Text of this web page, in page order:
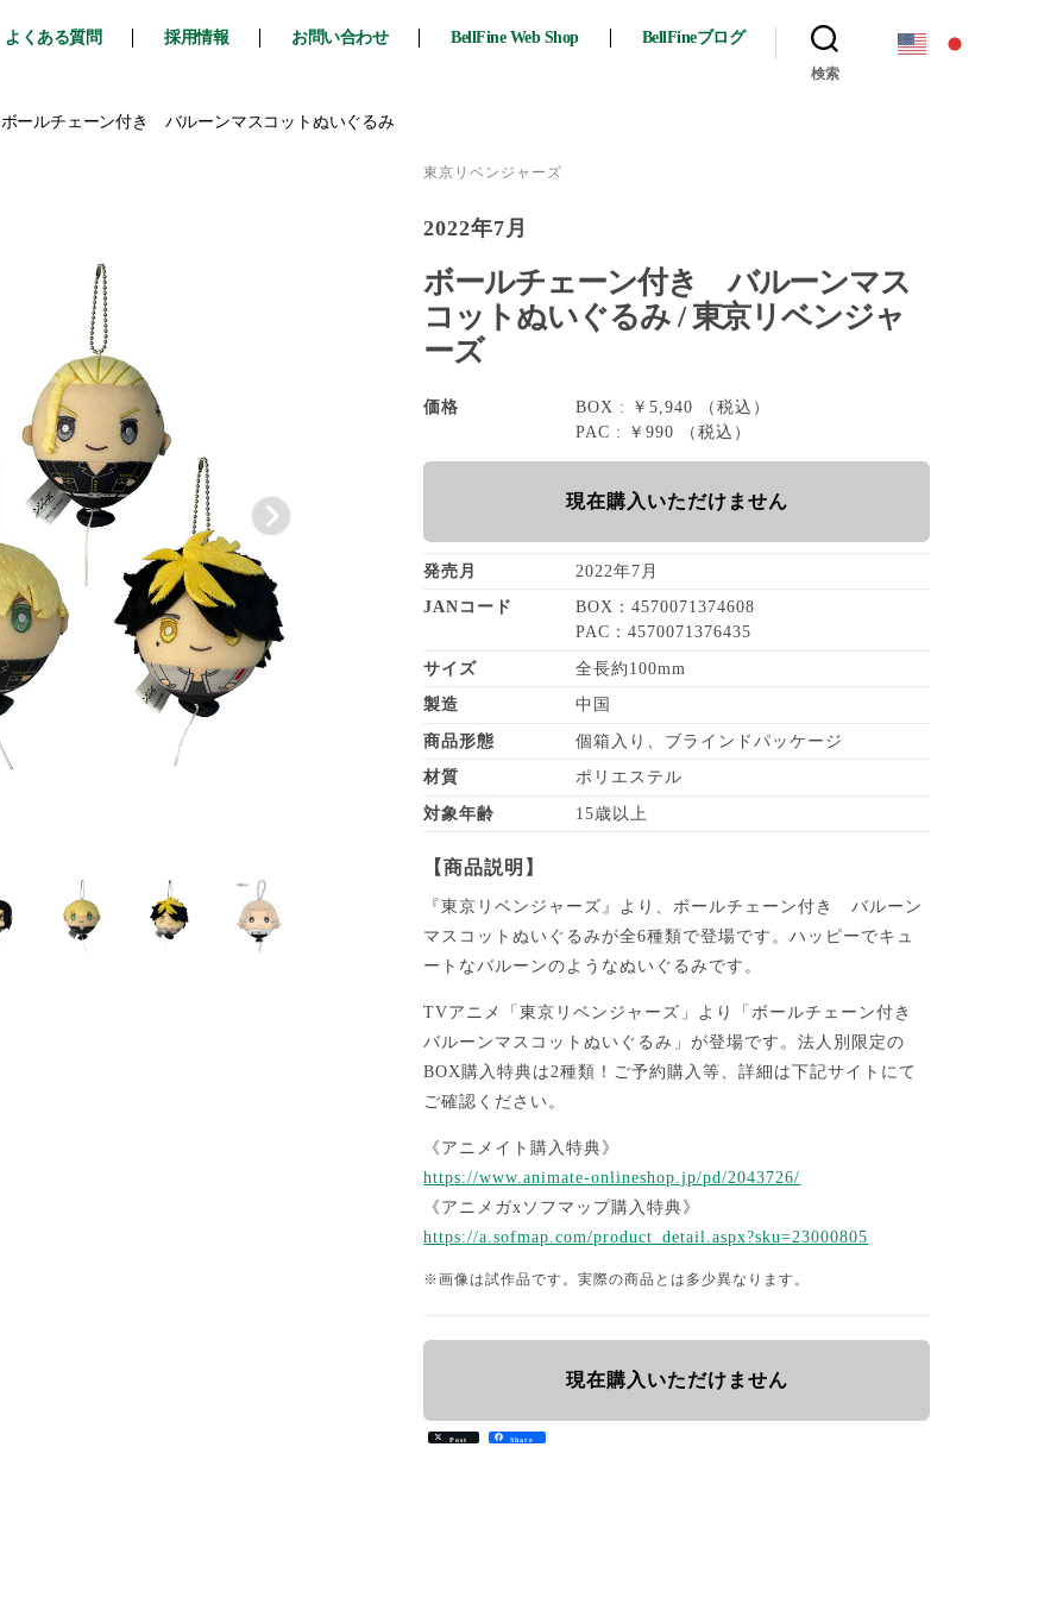
よくある質問 採用情報 お問い合わせ BellFine Web Shop BellFineブログ
検索
ボールチェーン付き バルーンマスコットぬいぐるみ
東京リベンジャーズ
2022年7月
ボールチェーン付き バルーンマス
コットぬいぐるみ / 東京リベンジャ
ーズ
価格
BOX : ￥5,940 （税込）
PAC : ￥990 （税込）
現在購入いただけません
発売月 2022年7月
JANコード
BOX：4570071374608
PAC：4570071376435
サイズ 全長約100mm
製造 中国
商品形態 個箱入り、ブラインドパッケージ
材質 ポリエステル
対象年齢 15歳以上
【商品説明】
『東京リベンジャーズ』より、ボールチェーン付き バルーン
マスコットぬいぐるみが全6種類で登場です。ハッピーでキュ
ートなバルーンのようなぬいぐるみです。
TVアニメ「東京リベンジャーズ」より「ボールチェーン付き
バルーンマスコットぬいぐるみ」が登場です。法人別限定の
BOX購入特典は2種類！ご予約購入等、詳細は下記サイトにて
ご確認ください。
《アニメイト購入特典》
https://www.animate-onlineshop.jp/pd/2043726/
《アニメガxソフマップ購入特典》
https://a.sofmap.com/product_detail.aspx?sku=23000805
※画像は試作品です。実際の商品とは多少異なります。
現在購入いただけません
Post Share